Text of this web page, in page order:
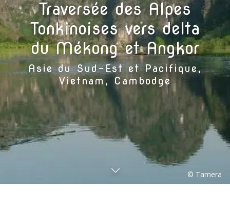
Traversée des Alpes
Tonkinoises vers delta
du Mékong et Angkor
Asie du Sud-Est et Pacifique,
Vietnam, Cambodge